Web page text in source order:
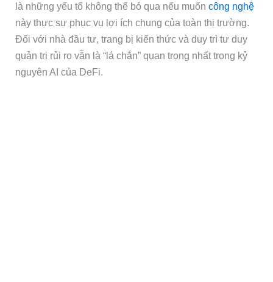
là những yếu tố không thể bỏ qua nếu muốncông nghệ
này thực sự phục vụ lợi ích chung của toàn thị trường.
Đối với nhà đầu tư, trang bị kiến thức và duy trì tư duy
quản trị rủi ro vẫn là “lá chắn” quan trọng nhất trong kỷ
nguyên AI của DeFi.